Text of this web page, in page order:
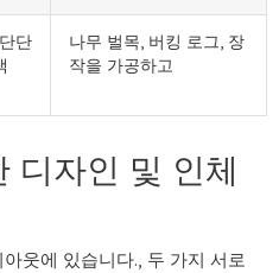
단
나무 벌목, 버킹 로그, 장
작을 가공하고
디자인 및 인체
웃에 있습니다., 두 가지 서로